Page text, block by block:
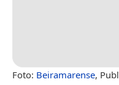
Foto: Beiramarense,